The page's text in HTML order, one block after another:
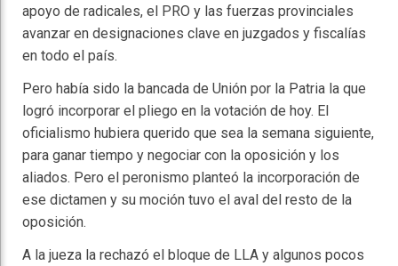
apoyo de radicales, el PRO y las fuerzas provinciales
avanzar en designaciones clave en juzgados y fiscalías
en todo el país.
Pero había sido la bancada de Unión por la Patria la que
logró incorporar el pliego en la votación de hoy. El
oficialismo hubiera querido que sea la semana siguiente,
para ganar tiempo y negociar con la oposición y los
aliados. Pero el peronismo planteó la incorporación de
ese dictamen y su moción tuvo el aval del resto de la
oposición.
A la jueza la rechazó el bloque de LLA y algunos pocos